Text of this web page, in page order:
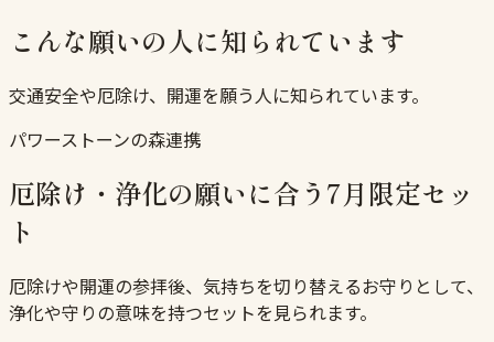
こんな願いの人に知られています
交通安全や厄除け、開運を願う人に知られています。
パワーストーンの森連携
厄除け・浄化の願いに合う7月限定セッ
ト
厄除けや開運の参拝後、気持ちを切り替えるお守りとして、
浄化や守りの意味を持つセットを見られます。